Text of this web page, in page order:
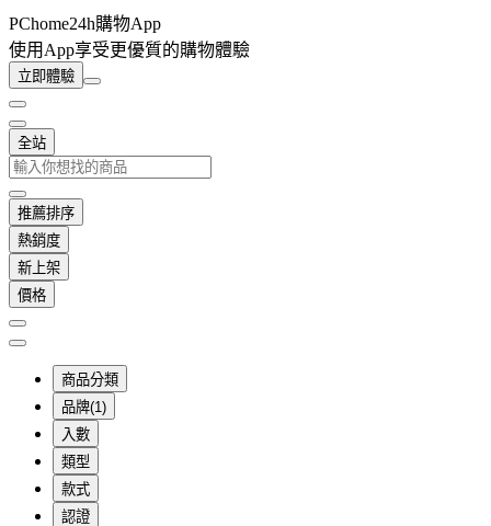
PChome24h購物App
使用App享受更優質的購物體驗
立即體驗
全站
推薦排序
熱銷度
新上架
價格
商品分類
品牌(1)
入數
類型
款式
認證